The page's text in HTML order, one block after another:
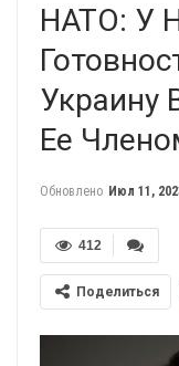
НАТО: У
Украину
Ее
Обновлено Июл 11,
412
Поделиться